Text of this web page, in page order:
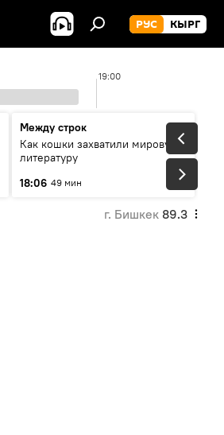
РУС КЫРГ
19:00
Между строк
Как кошки захватили мировую
литературу
18:06 49 мин
г. Бишкек 89.3